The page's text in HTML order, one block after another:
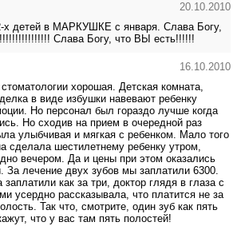
20.10.2010
детей в МАРКУШКЕ с января. Слава Богу,
Слава Богу, что ВЫ есть!!!!!!
16.10.2010
хорошая. Детская комната,
в виде избушки навевают ребенку
Но персонал был гораздо лучше когда
Но сходив на прием в очередной раз
улыбчивая и мягкая с ребенком. Мало того
сделала шестилетнему ребенку утром,
вечером. Да и цены при этом оказались
За лечение двух зубов мы заплатили 6300.
как за три, доктор глядя в глаза с
усердно рассказывала, что платится не за
Так что, смотрите, один зуб как пять
что у вас там пять полостей!